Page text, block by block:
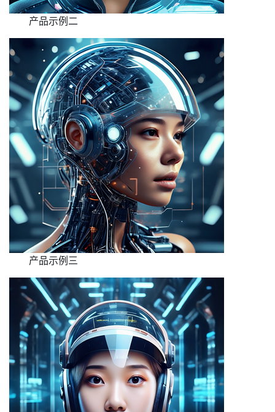
产品示例二
产品示例三